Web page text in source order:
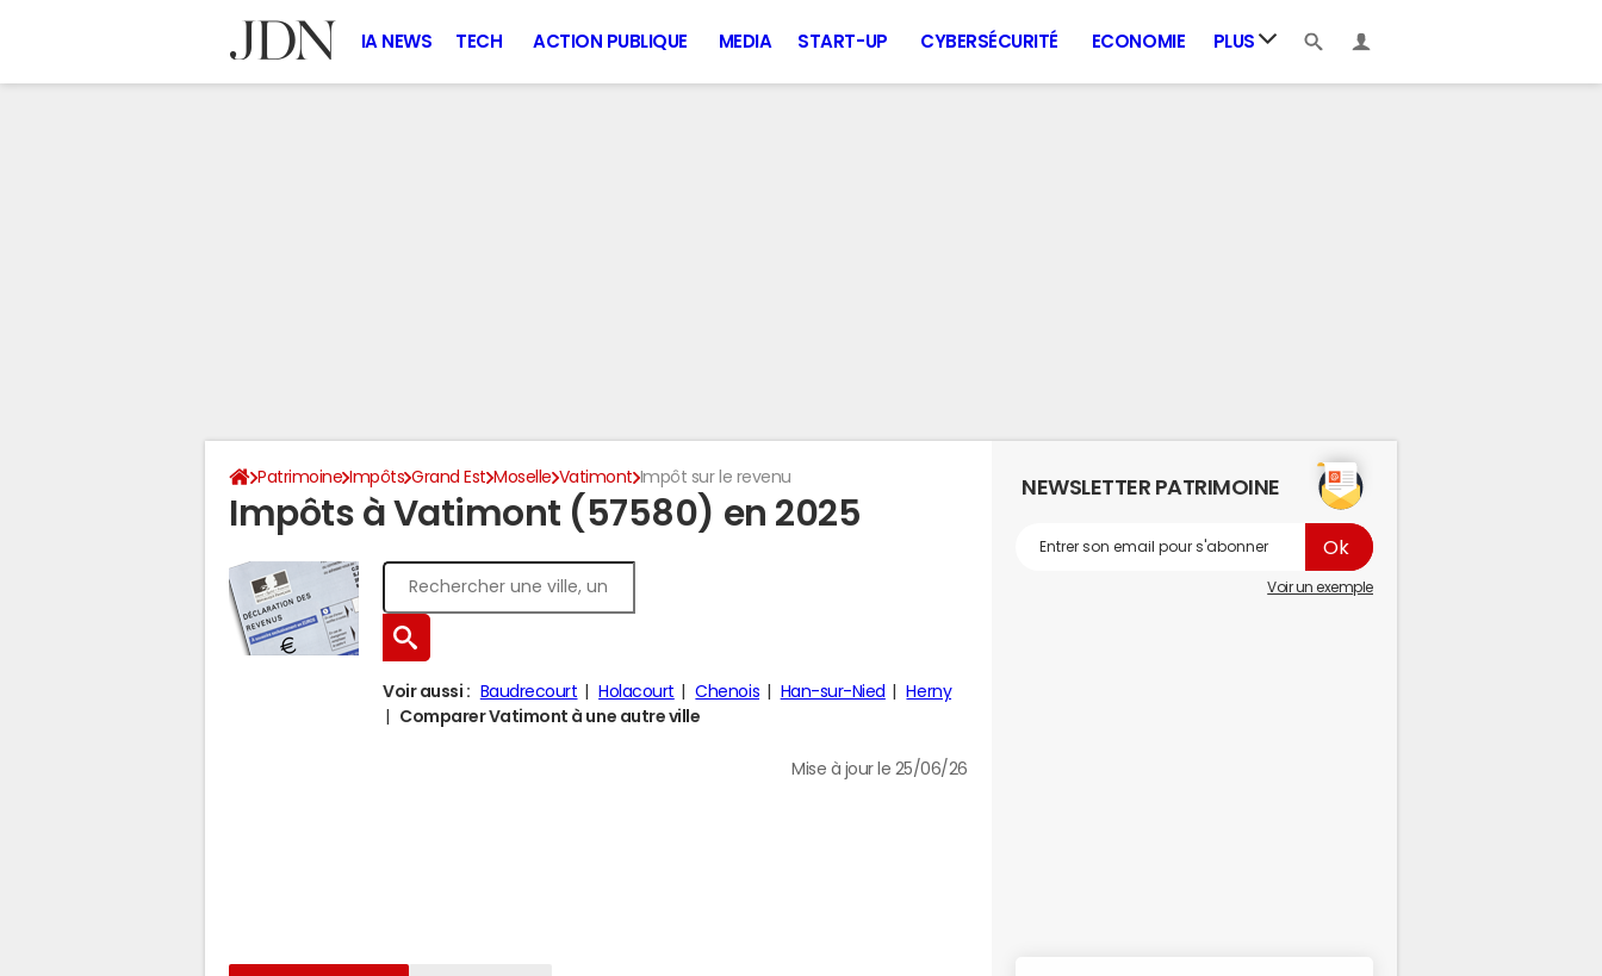
IA NEWS TECH ACTION PUBLIQUE MEDIA START-UP CYBERSÉCURITÉ ECONOMIE PLUS
Patrimoine Impôts Grand Est Moselle Vatimont Impôt sur le revenu
Impôts à Vatimont (57580) en 2025
Voir aussi : Baudrecourt Holacourt Chenois Han-sur-Nied
Herny
Comparer Vatimont à une autre ville
Mise à jour le 25/06/26
NEWSLETTER PATRIMOINE
Voir un exemple